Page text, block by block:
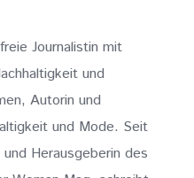
Journalistin mit
und
Autorin und
und Mode. Seit
Herausgeberin des